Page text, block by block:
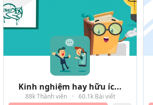
Kinh nghiệm hay hữu íc...
88k Thành viên · 60.1k Bài viết